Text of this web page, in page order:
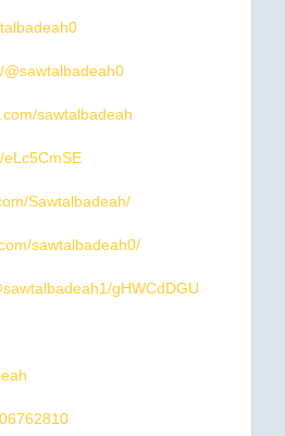
@sawtalbadeah0
sawtalbadeah
Sawtalbadeah/
sawtalbadeah0/
gHWCdDGU